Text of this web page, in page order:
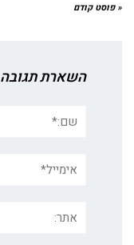
« פוסט קודם
השארת תגובה